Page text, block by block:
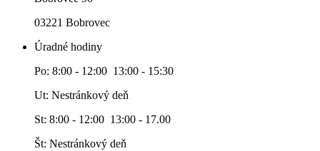
03221 Bobrovec
Úradné hodiny
Po: 8:00 - 12:00 13:00 - 15:30
Ut: Nestránkový deň
St: 8:00 - 12:00 13:00 - 17.00
Št: Nestránkový deň